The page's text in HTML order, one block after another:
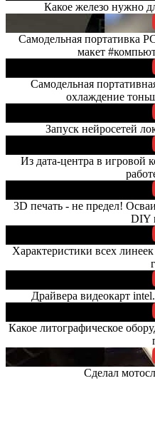
Какое железо нужно
Самодельная портативка
макет
Самодельная
охлаждение
Запуск нейросетей
Из дата-центра в игровой
3D печать - не предел!
DIY
Характеристики всех
Драйвера видеокарт
Какое литографическое
Сделал